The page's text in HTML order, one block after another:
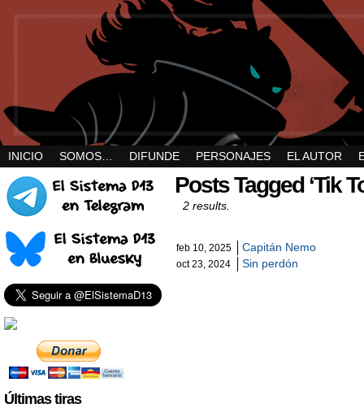
INICIO SOMOS… DIFUNDE PERSONAJES EL AUTOR
Últimas tiras
Posts Tagged ‘Tik
2 results.
feb 10, 2025 Capitán Nemo
oct 23, 2024 Sin perdón